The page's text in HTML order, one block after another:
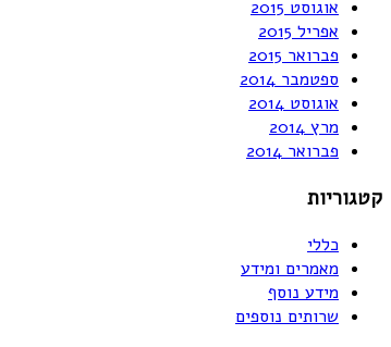
אוגוסט 2015
אפריל 2015
פברואר 2015
ספטמבר 2014
אוגוסט 2014
מרץ 2014
פברואר 2014
קטגוריות
כללי
מאמרים ומידע
מידע נוסף
שרותים נוספים